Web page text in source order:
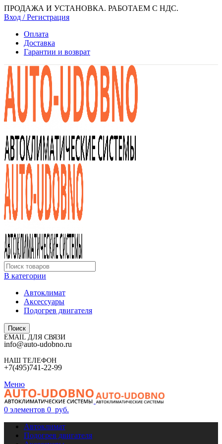
ПРОДАЖА И УСТАНОВКА. РАБОТАЕМ С НДС.
Вход / Регистрация
Оплата
Доставка
Гарантии и возврат
В категории
Автоклимат
Аксессуары
Подогрев двигателя
Поиск
EMAIL ДЛЯ СВЯЗИ
info@auto-udobno.ru
НАШ ТЕЛЕФОН
+7(495)741-22-99
Меню
0 элементов 0 руб.
Автоклимат
Подогрев двигателя